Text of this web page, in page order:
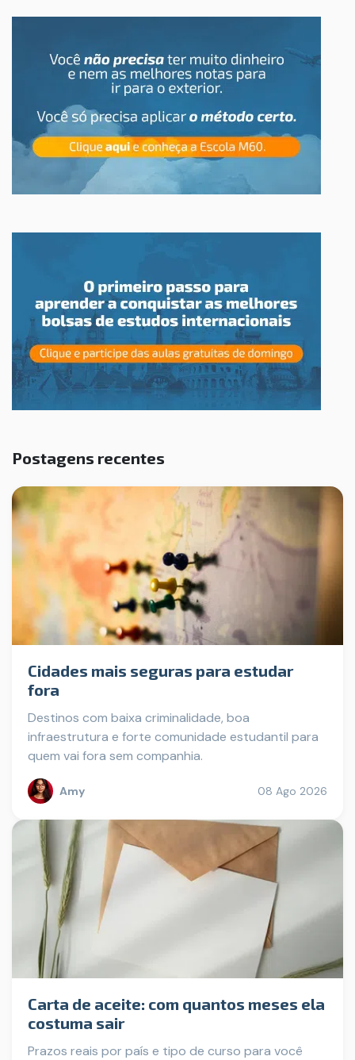
Postagens recentes
Cidades mais seguras para estudar
fora
Destinos com baixa criminalidade, boa
infraestrutura e forte comunidade estudantil para
quem vai fora sem companhia.
Amy 08 Ago 2026
Carta de aceite: com quantos meses ela
costuma sair
Prazos reais por país e tipo de curso para você